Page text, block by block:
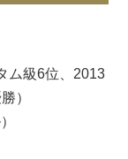
ム級6位、2013
）